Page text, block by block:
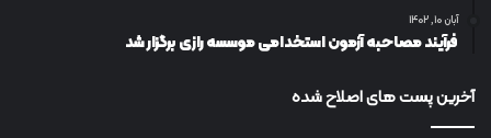
آبان ۱۰, ۱۴۰۲
فرآیند مصاحبه آزمون استخدامی موسسه رازی برگزار شد
آخرین پست های اصلاح شده